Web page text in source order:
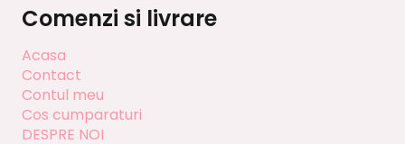
Comenzi si livrare
Acasa
Contact
Contul meu
Cos cumparaturi
DESPRE NOI